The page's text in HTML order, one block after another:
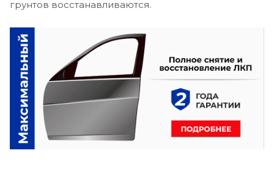
грунтов восстанавливаются.